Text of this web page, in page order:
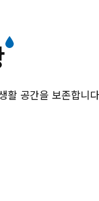
활 공간을 보존합니